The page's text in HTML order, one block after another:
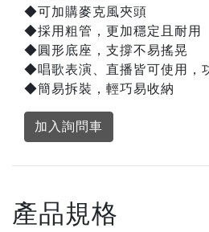
◆可加購麥克風夾頭
◆採用粗管，更加穩定且耐用
◆圓形底座，支撐不易搖晃
◆唱歌表演、直播皆可使用，
◆簡易拆裝，輕巧易收納
加入詢問車
產品規格